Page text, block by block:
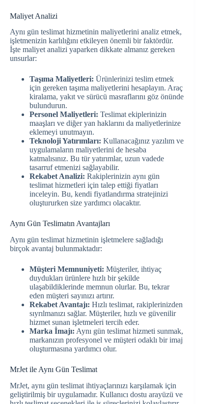
Maliyet Analizi
Aynı gün teslimat hizmetinin maliyetlerini analiz etmek,
işletmenizin karlılığını etkileyen önemli bir faktördür.
İşte maliyet analizi yaparken dikkate almanız gereken
unsurlar:
Taşıma Maliyetleri: Ürünlerinizi teslim etmek
için gereken taşıma maliyetlerini hesaplayın. Araç
kiralama, yakıt ve sürücü masraflarını göz önünde
bulundurun.
Personel Maliyetleri: Teslimat ekiplerinizin
maaşları ve diğer yan haklarını da maliyetlerinize
eklemeyi unutmayın.
Teknoloji Yatırımları: Kullanacağınız yazılım ve
uygulamaların maliyetlerini de hesaba
katmalısınız. Bu tür yatırımlar, uzun vadede
tasarruf etmenizi sağlayabilir.
Rekabet Analizi: Rakiplerinizin aynı gün
teslimat hizmetleri için talep ettiği fiyatları
inceleyin. Bu, kendi fiyatlandırma stratejinizi
oluştururken size yardımcı olacaktır.
Aynı Gün Teslimatın Avantajları
Aynı gün teslimat hizmetinin işletmelere sağladığı
birçok avantaj bulunmaktadır:
Müşteri Memnuniyeti: Müşteriler, ihtiyaç
duydukları ürünlere hızlı bir şekilde
ulaşabildiklerinde memnun olurlar. Bu, tekrar
eden müşteri sayınızı artırır.
Rekabet Avantajı: Hızlı teslimat, rakiplerinizden
sıyrılmanızı sağlar. Müşteriler, hızlı ve güvenilir
hizmet sunan işletmeleri tercih eder.
Marka İmajı: Aynı gün teslimat hizmeti sunmak,
markanızın profesyonel ve müşteri odaklı bir imaj
oluşturmasına yardımcı olur.
MrJet ile Aynı Gün Teslimat
MrJet, aynı gün teslimat ihtiyaçlarınızı karşılamak için
geliştirilmiş bir uygulamadır. Kullanıcı dostu arayüzü ve